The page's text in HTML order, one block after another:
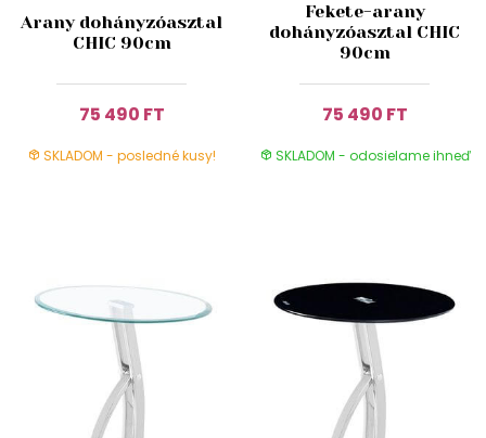
Arany dohányzóasztal
CHIC 90cm
75 490 FT
SKLADOM - posledné kusy!
Fekete-arany
dohányzóasztal CHIC
90cm
75 490 FT
SKLADOM - odosielame ihneď